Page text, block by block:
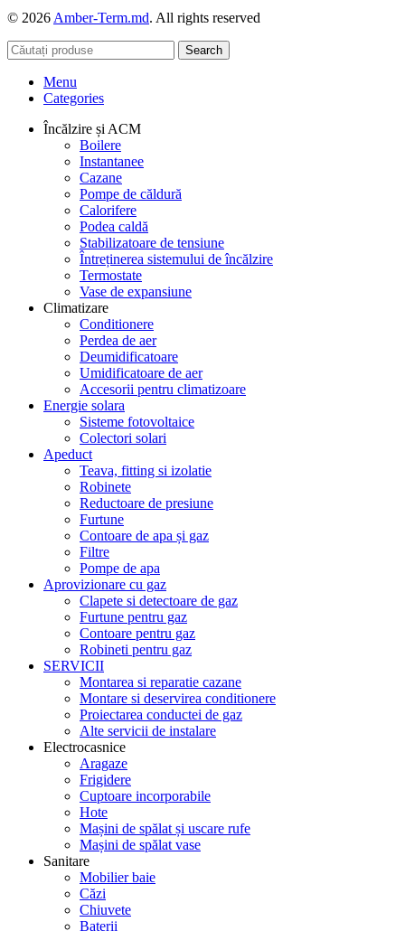
© 2026 Amber-Term.md. All rights reserved
Search
Menu
Categories
Încălzire și ACM
Boilere
Instantanee
Cazane
Pompe de căldură
Calorifere
Podea caldă
Stabilizatoare de tensiune
Întreținerea sistemului de încălzire
Termostate
Vase de expansiune
Climatizare
Conditionere
Perdea de aer
Deumidificatoare
Umidificatoare de aer
Accesorii pentru climatizoare
Energie solara
Sisteme fotovoltaice
Colectori solari
Apeduct
Teava, fitting si izolatie
Robinete
Reductoare de presiune
Furtune
Contoare de apa și gaz
Filtre
Pompe de apa
Aprovizionare cu gaz
Clapete si detectoare de gaz
Furtune pentru gaz
Contoare pentru gaz
Robineti pentru gaz
SERVICII
Montarea si reparatie cazane
Montare si deservirea conditionere
Proiectarea conductei de gaz
Alte servicii de instalare
Electrocasnice
Aragaze
Frigidere
Cuptoare incorporabile
Hote
Mașini de spălat și uscare rufe
Mașini de spălat vase
Sanitare
Mobilier baie
Căzi
Chiuvete
Baterii